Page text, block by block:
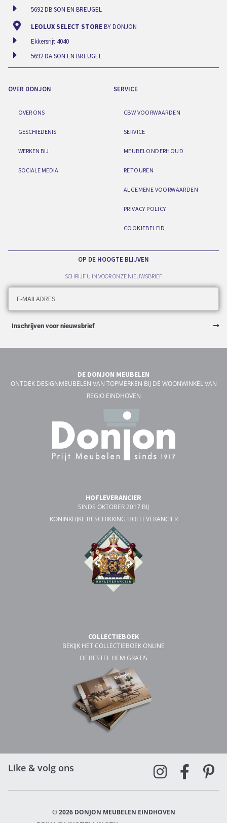
5692 DB SON EN BREUGEL
LEOLUX SELECT STOREBY DONJON
Ekkersrijt 4040
5692 DA SON EN BREUGEL
OVER DONJON
OVER ONS
GESCHIEDENIS
WERKEN BIJ
SOCIALE MEDIA
SERVICE
CBW VOORWAARDEN
SERVICE
MEUBELONDERHOUD
RETOUREN
ALGEMENE VOORWAARDEN
PRIVACY POLICY
COOKIEBELEID
OP DE HOOGTE BLIJVEN
SCHRIJF U IN VOOR ONZE NIEUWSBRIEF
Inschrijven voor nieuwsbrief
DE DONJON MEUBELEN
ONTDEK DESIGNMEUBELEN VAN TOPMERKEN BIJ DÉ WOONWINKEL VAN
REGIO EINDHOVEN
HOFLEVERANCIER
SINDS OKTOBER 2017 BIJ
KONINKLIJKE BESCHIKKING HOFLEVERANCIER
COLLECTIEBOEK
BEKIJK HET COLLECTIEBOEK ONLINE
OF BESTEL HEM GRATIS
Like & volg ons
© 2026 DONJON MEUBELEN EINDHOVEN